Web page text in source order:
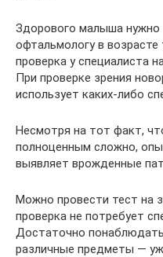
Здорового малыша нужно
офтальмологу в возрасте
проверка у специалиста
При проверке зрения
использует каких-либо
Несмотря на тот факт,
полноценным сложно,
выявляет врожденные
Можно провести тест на
проверка не потребует
Достаточно
различные предметы —